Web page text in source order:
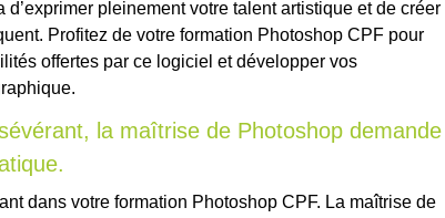
d’exprimer pleinement votre talent artistique et de créer
Profitez de votre formation Photoshop CPF pour
offertes par ce logiciel et développer vos
la maîtrise de Photoshop demande
dans votre formation Photoshop CPF. La maîtrise de